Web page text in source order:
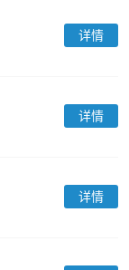
详情
详情
详情